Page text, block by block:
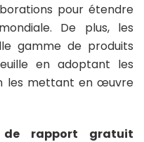
pour étendre
De plus, les
gamme de produits
en adoptant les
les mettant en œuvre
de rapport gratuit